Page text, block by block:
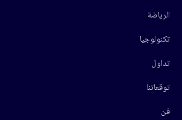
الرياضة
تكنولوجيا
تداول
توقعاتنا
فن